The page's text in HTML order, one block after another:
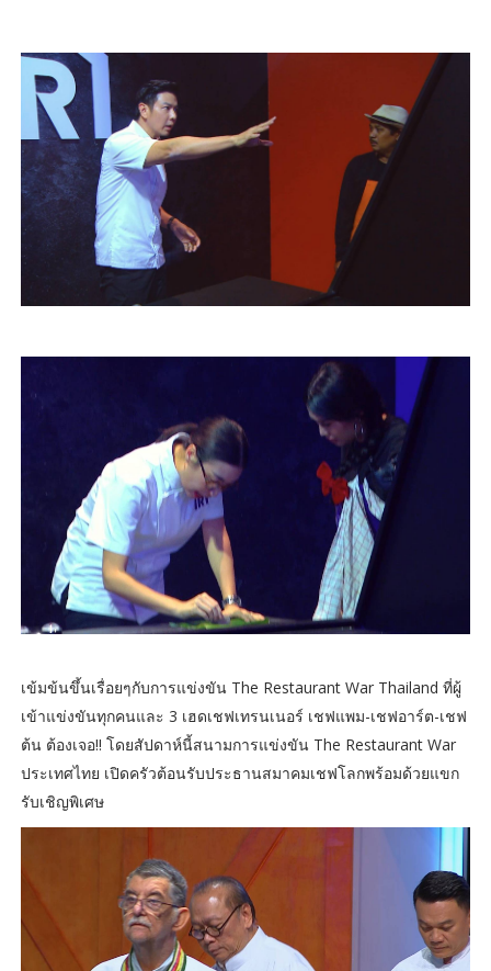
เข้มข้นขึ้นเรื่อยๆกับการแข่งขัน The Restaurant War Thailand ที่ผู้
เข้าแข่งขันทุกคนและ 3 เฮดเชฟเทรนเนอร์ เชฟแพม-เชฟอาร์ต-เชฟ
ต้น ต้องเจอ!! โดยสัปดาห์นี้สนามการแข่งขัน The Restaurant War
ประเทศไทย เปิดครัวต้อนรับประธานสมาคมเชฟโลกพร้อมด้วยแขก
รับเชิญพิเศษ